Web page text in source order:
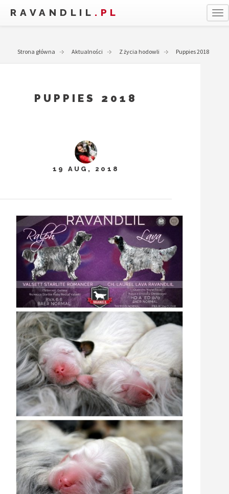
RAVANDLIL .PL
Strona główna Aktualności Z życia hodowli Puppies 2018
PUPPIES 2018
19 AUG, 2018